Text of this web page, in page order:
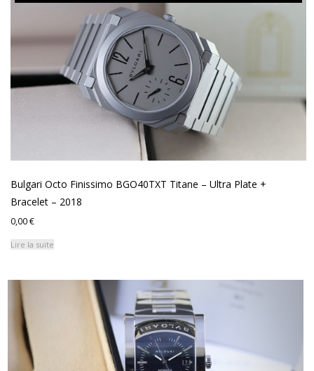
Bulgari Octo Finissimo BGO40TXT Titane – Ultra Plate +
Bracelet – 2018
0,00€
Lire la suite